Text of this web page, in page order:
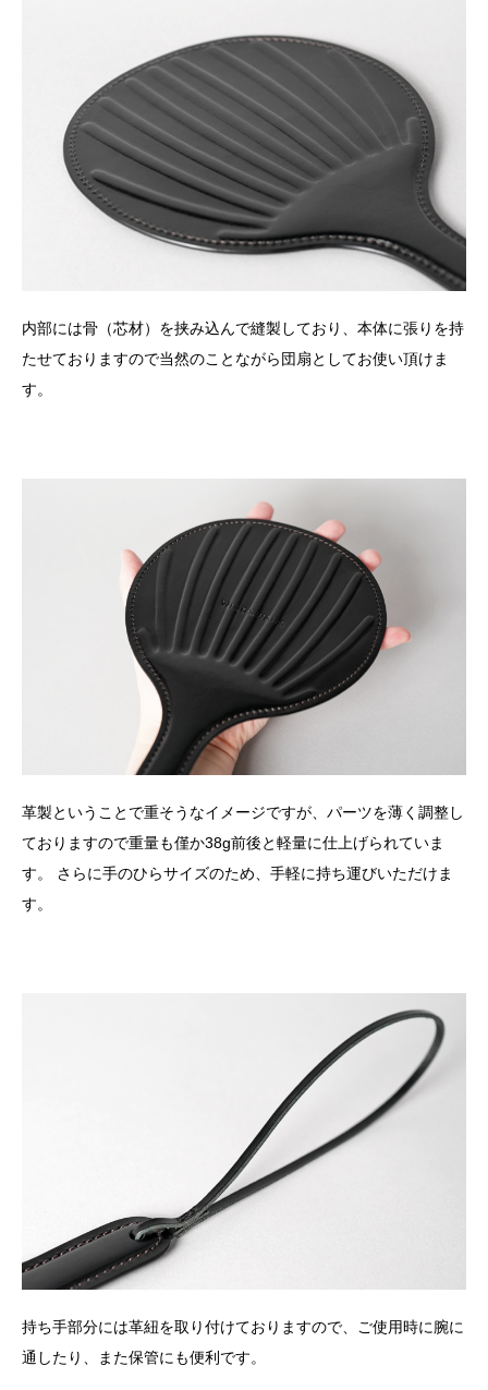
内部には骨（芯材）を挟み込んで縫製しており、本体に張りを持
たせておりますので当然のことながら団扇としてお使い頂けま
す。
革製ということで重そうなイメージですが、パーツを薄く調整し
ておりますので重量も僅か38g前後と軽量に仕上げられていま
す。 さらに手のひらサイズのため、手軽に持ち運びいただけま
す。
持ち手部分には革紐を取り付けておりますので、ご使用時に腕に
通したり、また保管にも便利です。